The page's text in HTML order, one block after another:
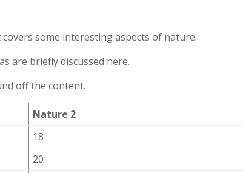
some interesting aspects of nature.
are briefly discussed here.
off the content.
Nature 2
18
20